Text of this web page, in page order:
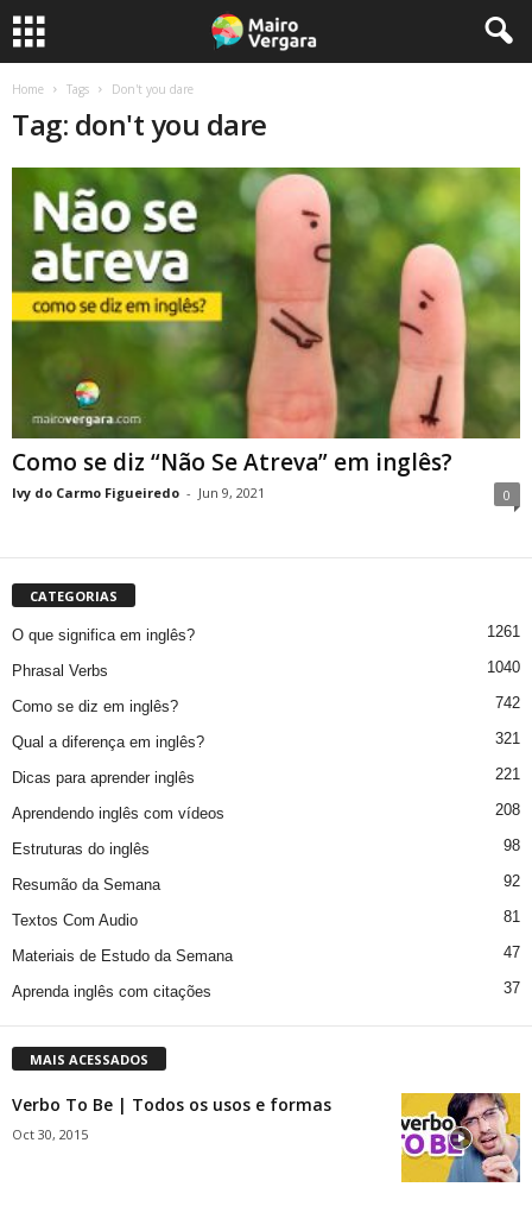
Home Tags Don't you dare
Tag: don't you dare
Como se diz “Não Se Atreva” em inglês?
Ivy do Carmo Figueiredo - Jun 9, 2021 0
CATEGORIAS
O que significa em inglês? 1261
Phrasal Verbs 1040
Como se diz em inglês? 742
Qual a diferença em inglês? 321
Dicas para aprender inglês 221
Aprendendo inglês com vídeos 208
Estruturas do inglês 98
Resumão da Semana 92
Textos Com Audio 81
Materiais de Estudo da Semana 47
Aprenda inglês com citações 37
MAIS ACESSADOS
Verbo To Be | Todos os usos e formas
Oct 30, 2015